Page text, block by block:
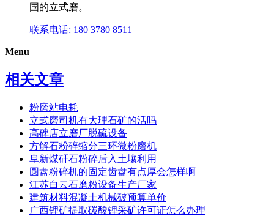
国的立式磨。
联系电话: 180 3780 8511
Menu
相关文章
粉磨站电耗
立式磨司机有大理石矿的活吗
高碑店立磨厂脱硫设备
方解石粉碎缩分三环微粉磨机
阜新煤矸石粉碎后入土壤利用
圆盘粉碎机的固定齿盘有点厚会怎样啊
江苏白云石磨粉设备生产厂家
建筑材料混凝土机械破预算单价
广西锂矿提取碳酸锂采矿许可证怎么办理